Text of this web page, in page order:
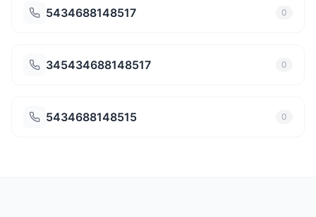
5434688148517 0
345434688148517 0
5434688148515 0